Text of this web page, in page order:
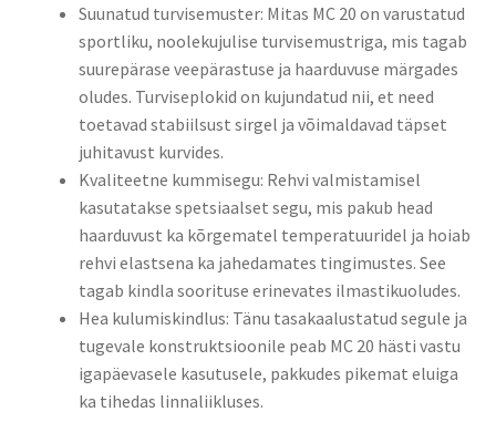
Suunatud turvisemuster: Mitas MC 20 on varustatud
sportliku, noolekujulise turvisemustriga, mis tagab
suurepärase veepärastuse ja haarduvuse märgades
oludes. Turviseplokid on kujundatud nii, et need
toetavad stabiilsust sirgel ja võimaldavad täpset
juhitavust kurvides.
Kvaliteetne kummisegu: Rehvi valmistamisel
kasutatakse spetsiaalset segu, mis pakub head
haarduvust ka kõrgematel temperatuuridel ja hoiab
rehvi elastsena ka jahedamates tingimustes. See
tagab kindla soorituse erinevates ilmastikuoludes.
Hea kulumiskindlus: Tänu tasakaalustatud segule ja
tugevale konstruktsioonile peab MC 20 hästi vastu
igapäevasele kasutusele, pakkudes pikemat eluiga
ka tihedas linnaliikluses.